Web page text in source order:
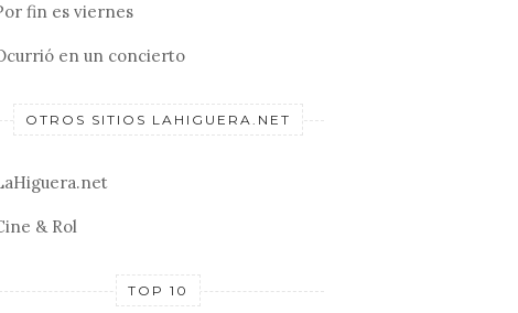
fin es viernes
en un concierto
OTROS SITIOS LAHIGUERA.NET
& Rol
TOP 10